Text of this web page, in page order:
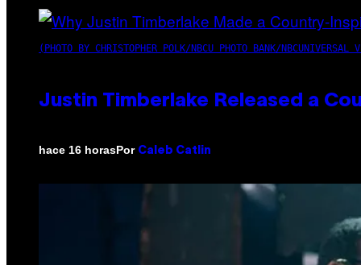
(PHOTO BY CHRISTOPHER POLK/NBCU PHOTO BANK/NBCUNIVERSAL
Justin Timberlake Released a
hace 16 horasPor Caleb Catlin